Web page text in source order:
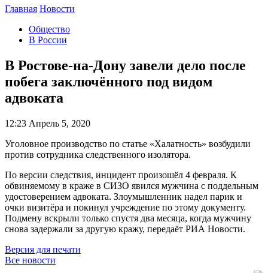
Главная Новости
Общество
В России
В Ростове-на-Дону завели дело после
побега заключённого под видом
адвоката
12:23 Апрель 5, 2020
Уголовное производство по статье «Халатность» возбудили
против сотрудника следственного изолятора.
По версии следствия, инцидент произошёл 4 февраля. К
обвиняемому в краже в СИЗО явился мужчина с поддельным
удостоверением адвоката. Злоумышленник надел парик и
очки визитёра и покинул учреждение по этому документу.
Подмену вскрыли только спустя два месяца, когда мужчину
снова задержали за другую кражу, передаёт РИА Новости.
Версия для печати
Все новости